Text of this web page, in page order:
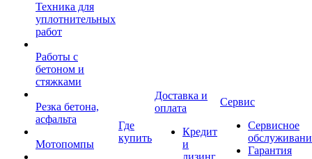
Техника для
уплотнительных
работ
Работы с
бетоном и
стяжками
Резка бетона,
асфальта
Мотопомпы
Где
купить
Доставка и
оплата
Кредит
и
лизинг
Сервис
Сервисное
Гарантия